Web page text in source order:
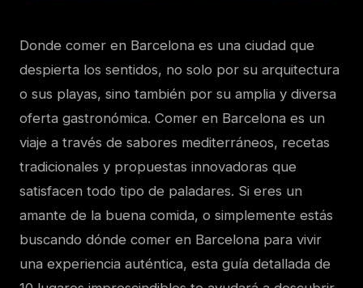
Donde comer en Barcelona es una ciudad que
despierta los sentidos, no solo por su arquitectura
o sus playas, sino también por su amplia y diversa
oferta gastronómica. Comer en Barcelona es un
viaje a través de sabores mediterráneos, recetas
tradicionales y propuestas innovadoras que
satisfacen todo tipo de paladares. Si eres un
amante de la buena comida, o simplemente estás
buscando dónde comer en Barcelona para vivir
una experiencia auténtica, esta guía detallada de